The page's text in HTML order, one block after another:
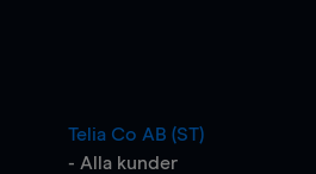
Telia Co AB (ST)
- Alla kunder